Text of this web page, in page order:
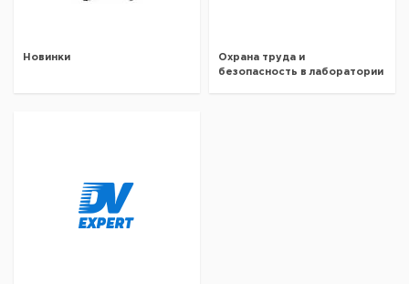
Новинки
Охрана труда и
безопасность в лаборатории